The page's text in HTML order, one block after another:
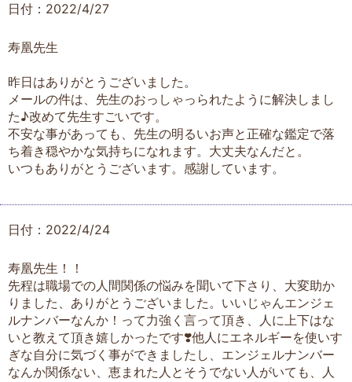
日付：2022/4/27
寿凰先生
昨日はありがとうございました。
メールの件は、先生のおっしゃっられたように解決しまし
た♪改めて先生すごいです。
不安な事があっても、先生の明るいお声と正確な鑑定で落
ち着き穏やかな気持ちになれます。大丈夫なんだと。
いつもありがとうございます。感謝しています。
日付：2022/4/24
寿凰先生！！
先程は職場での人間関係の悩みを聞いて下さり、大変助か
りました、ありがとうございました。いいじゃんエンジェ
ルナンバーなんか！って力強く言って頂き、人に上下はな
いと教えて頂き嬉しかったです❣️他人にエネルギーを使いす
ぎな自分に気づく事ができましたし、エンジェルナンバー
なんか関係ない、恵まれた人とそうでない人がいても、人